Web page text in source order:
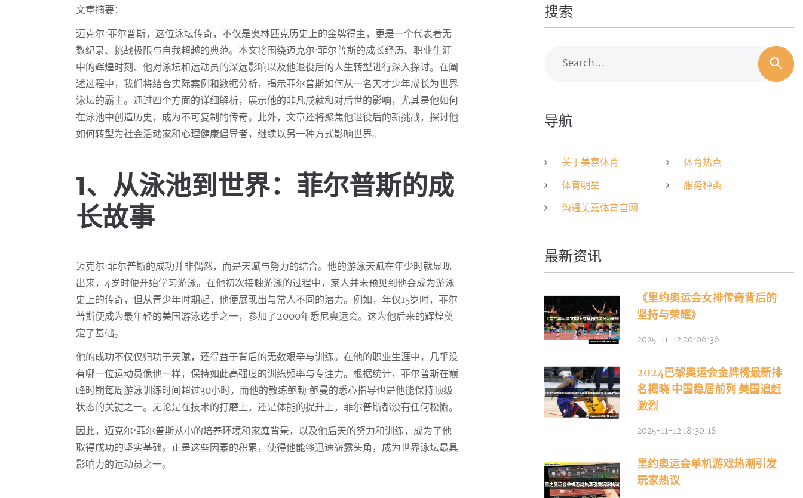
文章摘要：
迈克尔·菲尔普斯，这位泳坛传奇，不仅是奥林匹克历史上的金牌得主，更是一个代表着无
数纪录、挑战极限与自我超越的典范。本文将围绕迈克尔·菲尔普斯的成长经历、职业生涯
中的辉煌时刻、他对泳坛和运动员的深远影响以及他退役后的人生转型进行深入探讨。在阐
述过程中，我们将结合实际案例和数据分析，揭示菲尔普斯如何从一名天才少年成长为世界
泳坛的霸主。通过四个方面的详细解析，展示他的非凡成就和对后世的影响，尤其是他如何
在泳池中创造历史，成为不可复制的传奇。此外，文章还将聚焦他退役后的新挑战，探讨他
如何转型为社会活动家和心理健康倡导者，继续以另一种方式影响世界。
1、从泳池到世界：菲尔普斯的成
长故事
迈克尔·菲尔普斯的成功并非偶然，而是天赋与努力的结合。他的游泳天赋在年少时就显现
出来，4岁时便开始学习游泳。在他初次接触游泳的过程中，家人并未预见到他会成为游泳
史上的传奇，但从青少年时期起，他便展现出与常人不同的潜力。例如，年仅15岁时，菲尔
普斯便成为最年轻的美国游泳选手之一，参加了2000年悉尼奥运会。这为他后来的辉煌奠
定了基础。
他的成功不仅仅归功于天赋，还得益于背后的无数艰辛与训练。在他的职业生涯中，几乎没
有哪一位运动员像他一样，保持如此高强度的训练频率与专注力。根据统计，菲尔普斯在巅
峰时期每周游泳训练时间超过30小时，而他的教练鲍勃·鲍曼的悉心指导也是他能保持顶级
状态的关键之一。无论是在技术的打磨上，还是体能的提升上，菲尔普斯都没有任何松懈。
因此，迈克尔·菲尔普斯从小的培养环境和家庭背景，以及他后天的努力和训练，成为了他
取得成功的坚实基础。正是这些因素的积累，使得他能够迅速崭露头角，成为世界泳坛最具
影响力的运动员之一。
搜索
Search...
导航
关于美嘉体育
体育热点
体育明星
服务种类
沟通美嘉体育官网
最新资讯
《里约奥运会女排传奇背后的
坚持与荣耀》
2025-11-12 20:06:36
2024巴黎奥运会金牌榜最新排
名揭晓 中国稳居前列 美国追赶
激烈
2025-11-12 18:30:18
里约奥运会单机游戏热潮引发
玩家热议